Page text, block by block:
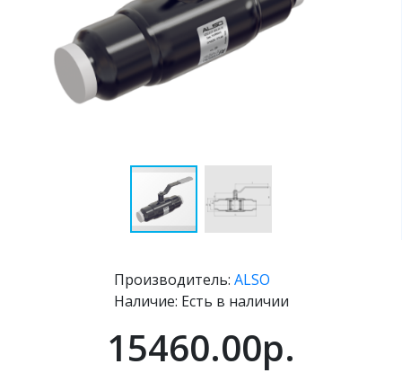
Производитель: ALSO
Наличие: Есть в наличии
15460.00р.